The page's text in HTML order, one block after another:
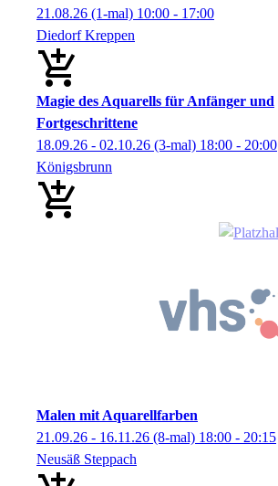
21.08.26 (1-mal) 10:00 - 17:00
Diedorf Kreppen
Magie des Aquarells für Anfänger und
Fortgeschrittene
18.09.26 - 02.10.26 (3-mal) 18:00 - 20:00
Königsbrunn
Malen mit Aquarellfarben
21.09.26 - 16.11.26 (8-mal) 18:00 - 20:15
Neusäß Steppach